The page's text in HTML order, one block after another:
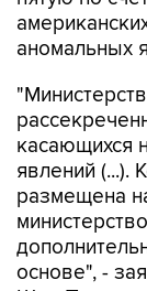
касающихся
явлений (...).
размещена
основе", -
Шон
работа над